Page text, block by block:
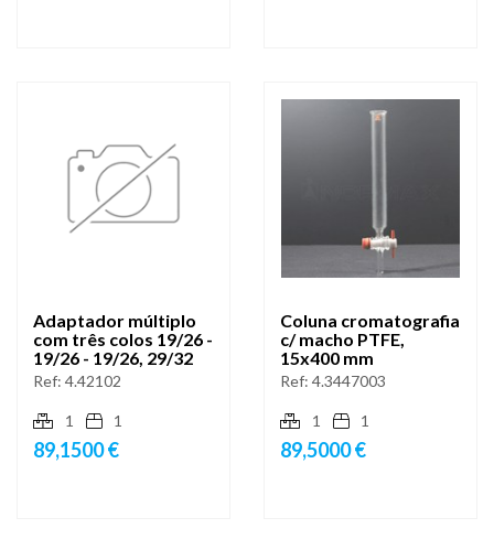
Adaptador múltiplo
com três colos 19/26 -
19/26 - 19/26, 29/32
Ref: 4.42102
1 1
89,1500 €
Coluna cromatografia
c/ macho PTFE,
15x400 mm
Ref: 4.3447003
1 1
89,5000 €